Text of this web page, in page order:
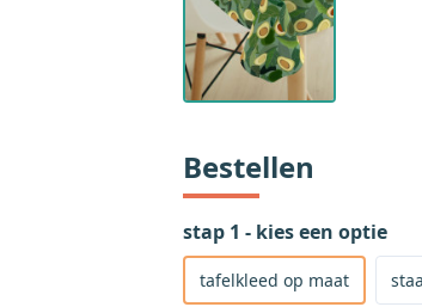
Bestellen
stap 1 - kies een optie
tafelkleed op maat
Selecteer om een
Selecteer om een staaltje
Selecteer om een
Selecteer om een hele